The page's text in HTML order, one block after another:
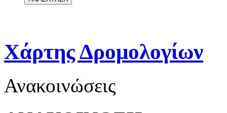
Χάρτης Δρομολογίων
Ανακοινώσεις